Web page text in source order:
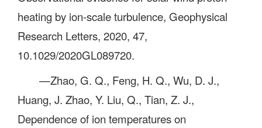
heating by ion-scale turbulence, Geophysical
Research Letters, 2020, 47,
10.1029/2020GL089720.
—Zhao, G. Q., Feng, H. Q., Wu, D. J.,
Huang, J. Zhao, Y. Liu, Q., Tian, Z. J.,
Dependence of ion temperatures on